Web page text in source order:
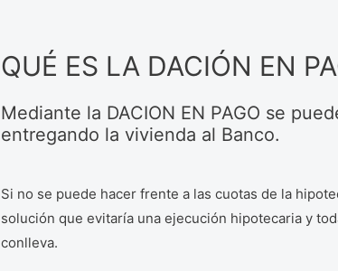
QUÉ ES LA DACIÓN EN
Mediante la DACION EN PAGO se
entregando la vivienda al Banco.
Si no se puede hacer frente a las cuotas de la
solución que evitaría una ejecución hipotecaria y
conlleva.